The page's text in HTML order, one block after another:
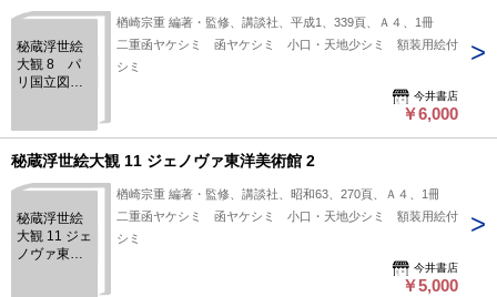
たい方や、東洋美術館の所蔵品に関心を持つ読者に向けた内容
が含まれているようです。歴史的背景や作家の情報も一部掲載
されている可能性があり、専門家だけでなく浮世絵に興味のあ
秘蔵浮世絵
大観 8 パ
リ国立図書
楢崎宗重 編著・監修、講談社、平成1、339頁、Ａ４、1冊
二重函ヤケシミ 函ヤケシミ 小口・天地少シミ 額装用絵付
シミ
今井書店
￥6,000
秘蔵浮世絵大観 11 ジェノヴァ東洋美術館 2
秘蔵浮世絵
大観 11 ジェ
ノヴァ東洋
楢崎宗重 編著・監修、講談社、昭和63、270頁、Ａ４、1冊
二重函ヤケシミ 函ヤケシミ 小口・天地少シミ 額装用絵付
シミ
今井書店
￥5,000